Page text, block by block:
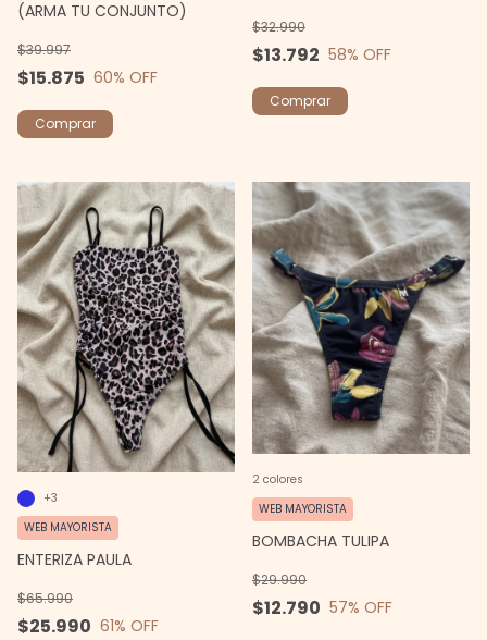
(ARMA TU CONJUNTO)
$15.875
$39.997
60% OFF
Comprar
$13.792
$32.990
58% OFF
Comprar
ENTERIZA PAULA
$25.990
$65.990
61% OFF
WEB MAYORISTA
+3
BOMBACHA TULIPA
$12.790
$29.990
57% OFF
WEB MAYORISTA
2 colores